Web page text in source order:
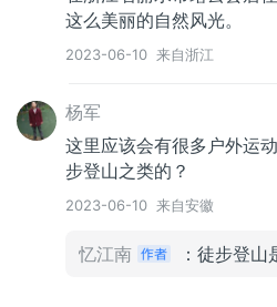
仙都之名据说是唐玄宗李
这么美丽的自然风光。
2023-06-10 来自浙江
杨军
这里应该会有很多户外运
步登山之类的？
2023-06-10 来自安徽
忆江南 ：徒步登山